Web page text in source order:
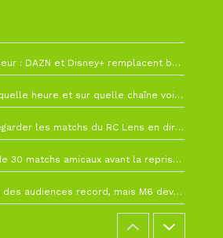
La Liga change de diffuseur : DAZN et Disney+ remplacent beIN Sports !
RC Lens – Villarreal : à quelle heure et sur quelle chaîne voir la finale de la Como Cup ?
Como Cup : comment regarder les matchs du RC Lens en direct ?
Ligue 1+ diffusera plus de 30 matchs amicaux avant la reprise de la Ligue 1
Coupe du monde 2026 : des audiences record, mais M6 devrait perdre très gros !